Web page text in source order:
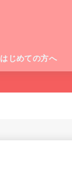
はじめての方へ